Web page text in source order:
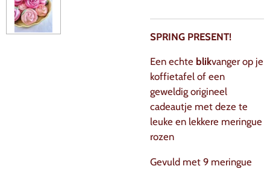
SPRING PRESENT!
Een echte blikvanger op je
koffietafel of een
geweldig origineel
cadeautje met deze te
leuke en lekkere meringue
rozen
Gevuld met 9 meringue